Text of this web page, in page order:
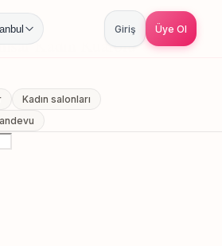
Giriş Üye Ol
Hocalar Kadın Kuaförü
Kadın Kuaförü
Kadın salonları